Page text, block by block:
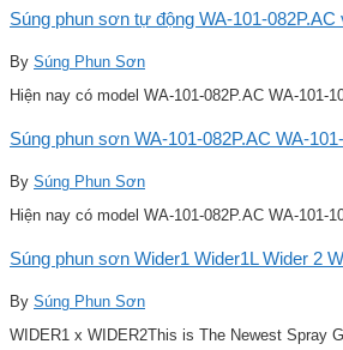
Súng phun sơn tự động WA-101-
By Súng Phun Sơn
Hiện nay có model WA-101-082P.AC WA-101-
Súng phun sơn WA-101-082P.AC WA-
By Súng Phun Sơn
Hiện nay có model WA-101-082P.AC WA-101-
Súng phun sơn Wider1 Wider1L Wider 2
By Súng Phun Sơn
WIDER1 x WIDER2This is The Newest Spray